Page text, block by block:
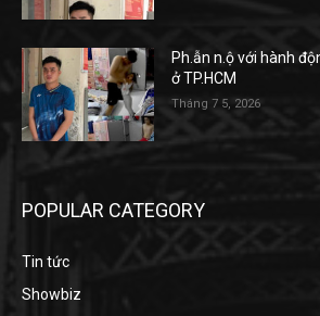
Ph.ẫn n.ộ với hành
ở TP.HCM
Tháng 7 5, 2026
POPULAR CATEGORY
Tin tức
Showbiz